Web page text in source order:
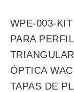
WPE-003-
PARA
ÓPTICA
TAPAS DE